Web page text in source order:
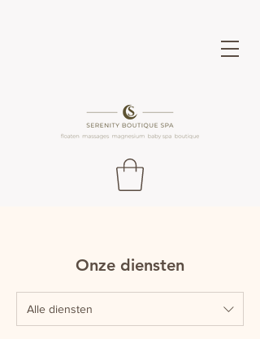
Onze diensten
Alle diensten